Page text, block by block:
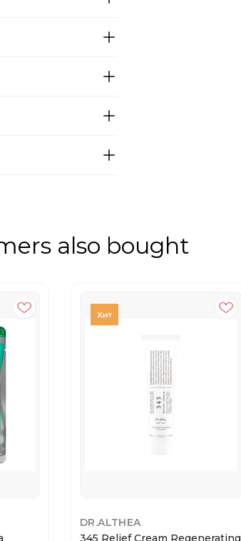
also bought
DR.ALTHEA
345 Relief Cream Regenerating